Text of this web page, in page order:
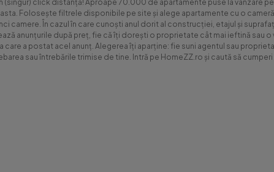
click distanță! Aproape 70.000 de apartamente puse la vânzare
Folosește filtrele disponibile pe site și alege apartamente cu o
În cazul în care cunoști anul dorit al construcției, etajul și
anunțurile după preț, fie că îți dorești o proprietate cât mai ieftină sau o
a postat acel anunț. Alegerea îți aparține: fie suni agentul sau
sau întrebările trimise de tine. Intră pe HomeZZ.ro și caută să